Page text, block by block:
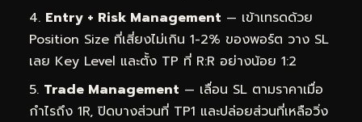
Entry + Risk Management — เข้าเทรดด้วย
Position Size ที่เสี่ยงไม่เกิน 1-2% ของพอร์ต วาง SL
เลย Key Level และตั้ง TP ที่ R:R อย่างน้อย 1:2
Trade Management — เลื่อน SL ตามราคาเมื่อ
กำไรถึง 1R, ปิดบางส่วนที่ TP1 และปล่อยส่วนที่เหลือวิ่ง